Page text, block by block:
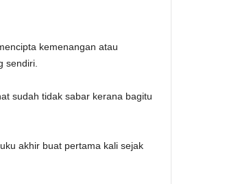
kemenangan atau
sendiri.
sudah tidak sabar kerana bagitu
akhir buat pertama kali sejak